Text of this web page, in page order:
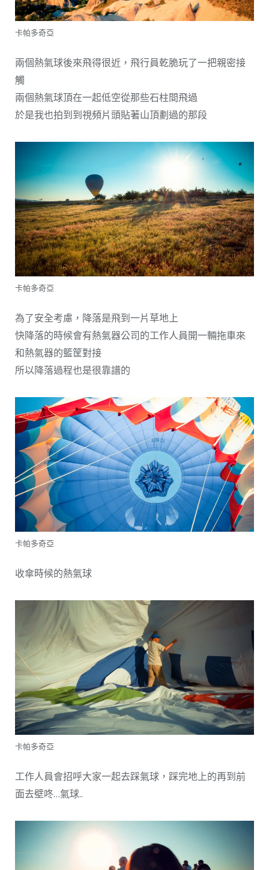
卡帕多奇亞
兩個熱氣球後來飛得很近，飛行員乾脆玩了一把親密接
觸
兩個熱氣球頂在一起低空從那些石柱間飛過
於是我也拍到到視頻片頭貼著山頂劃過的那段
卡帕多奇亞
為了安全考慮，降落是飛到一片草地上
快降落的時候會有熱氣器公司的工作人員開一輛拖車來
和熱氣器的籃筐對接
所以降落過程也是很靠譜的
卡帕多奇亞
收傘時候的熱氣球
卡帕多奇亞
工作人員會招呼大家一起去踩氣球，踩完地上的再到前
面去壁咚…氣球..